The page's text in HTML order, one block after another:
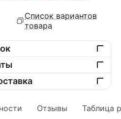
Список вариантов
товара
Отзывы Таблица